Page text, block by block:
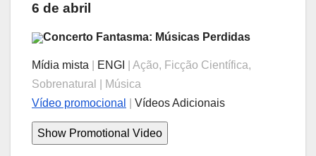
6 de abril
Concerto Fantasma: Músicas Perdidas
Mídia mista ENGI
| Ação, Ficção Científica,
Sobrenatural | Música
Vídeo promocional
Vídeos Adicionais